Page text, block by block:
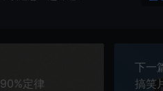
定律
下一
搞笑